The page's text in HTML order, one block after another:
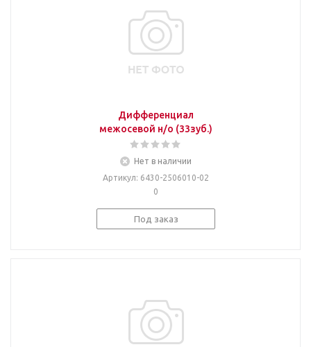
Дифференциал
межосевой н/о (33зуб.)
Нет в наличии
Артикул: 6430-2506010-02
0
Под заказ